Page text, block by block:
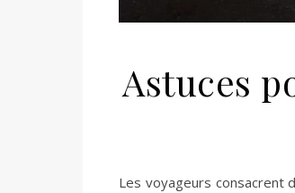
Astuces
Les voyageurs consacrent